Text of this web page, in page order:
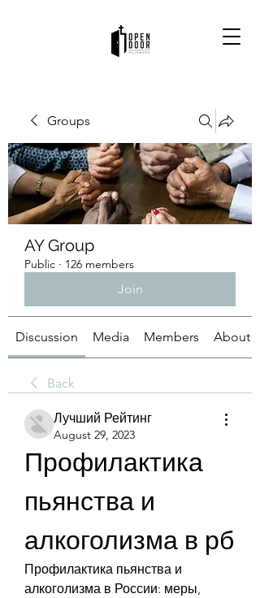
Groups
AY Group
Public · 126 members
Join
Discussion Media Members About
Back
Лучший Рейтинг
August 29, 2023
Профилактика
пьянства и
алкоголизма в рб
Профилактика пьянства и
алкоголизма в России: меры,